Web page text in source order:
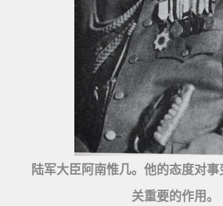
陆军大臣阿南惟几。他的态度对
关重要的作用。